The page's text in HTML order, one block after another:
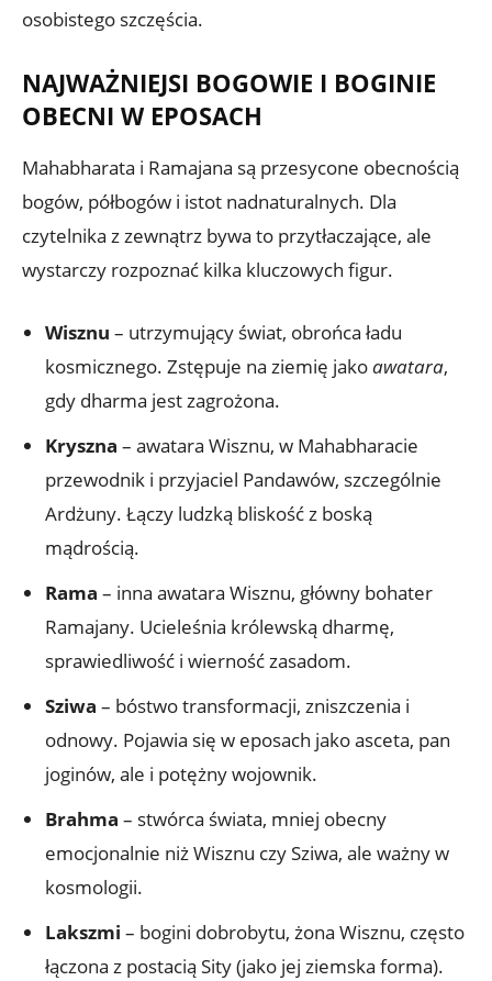
osobistego szczęścia.
NAJWAŻNIEJSI BOGOWIE I BOGINIE
OBECNI W EPOSACH
Mahabharata i Ramajana są przesycone obecnością
bogów, półbogów i istot nadnaturalnych. Dla
czytelnika z zewnątrz bywa to przytłaczające, ale
wystarczy rozpoznać kilka kluczowych figur.
Wisznu – utrzymujący świat, obrońca ładu
kosmicznego. Zstępuje na ziemię jakoawatara,
gdy dharma jest zagrożona.
Kryszna – awatara Wisznu, w Mahabharacie
przewodnik i przyjaciel Pandawów, szczególnie
Ardżuny. Łączy ludzką bliskość z boską
mądrością.
Rama – inna awatara Wisznu, główny bohater
Ramajany. Ucieleśnia królewską dharmę,
sprawiedliwość i wierność zasadom.
Sziwa – bóstwo transformacji, zniszczenia i
odnowy. Pojawia się w eposach jako asceta, pan
joginów, ale i potężny wojownik.
Brahma – stwórca świata, mniej obecny
emocjonalnie niż Wisznu czy Sziwa, ale ważny w
kosmologii.
Lakszmi – bogini dobrobytu, żona Wisznu, często
łączona z postacią Sity (jako jej ziemska forma).